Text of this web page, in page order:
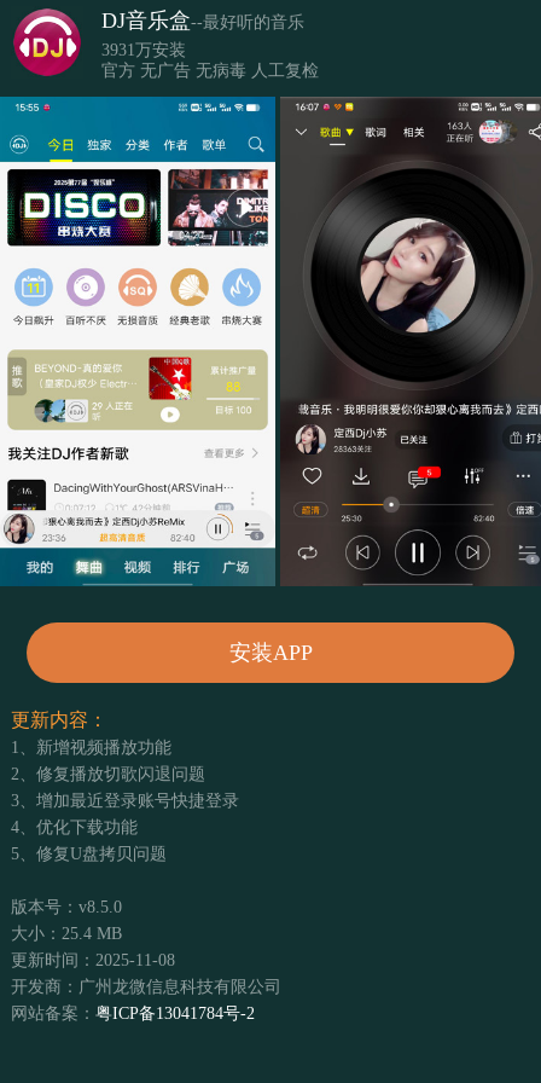
DJ音乐盒--最好听的音乐
3931万安装
官方 无广告 无病毒 人工复检
安装APP
更新内容：
1、新增视频播放功能
2、修复播放切歌闪退问题
3、增加最近登录账号快捷登录
4、优化下载功能
5、修复U盘拷贝问题
版本号：v8.5.0
大小：25.4 MB
更新时间：2025-11-08
开发商：广州龙微信息科技有限公司
网站备案： 粤ICP备13041784号-2